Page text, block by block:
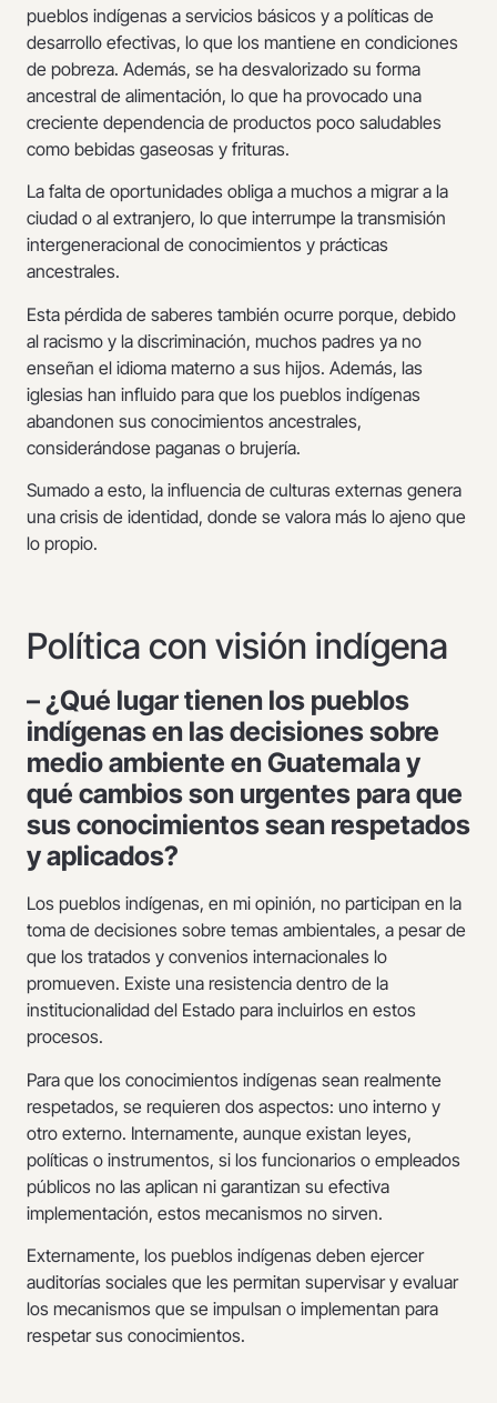
pueblos indígenas a servicios básicos y a políticas de
desarrollo efectivas, lo que los mantiene en condiciones
de pobreza. Además, se ha desvalorizado su forma
ancestral de alimentación, lo que ha provocado una
creciente dependencia de productos poco saludables
como bebidas gaseosas y frituras.
La falta de oportunidades obliga a muchos a migrar a la
ciudad o al extranjero, lo que interrumpe la transmisión
intergeneracional de conocimientos y prácticas
ancestrales.
Esta pérdida de saberes también ocurre porque, debido
al racismo y la discriminación, muchos padres ya no
enseñan el idioma materno a sus hijos. Además, las
iglesias han influido para que los pueblos indígenas
abandonen sus conocimientos ancestrales,
considerándose paganas o brujería.
Sumado a esto, la influencia de culturas externas genera
una crisis de identidad, donde se valora más lo ajeno que
lo propio.
Política con visión indígena
– ¿Qué lugar tienen los pueblos
indígenas en las decisiones sobre
medio ambiente en Guatemala y
qué cambios son urgentes para que
sus conocimientos sean respetados
y aplicados?
Los pueblos indígenas, en mi opinión, no participan en la
toma de decisiones sobre temas ambientales, a pesar de
que los tratados y convenios internacionales lo
promueven. Existe una resistencia dentro de la
institucionalidad del Estado para incluirlos en estos
procesos.
Para que los conocimientos indígenas sean realmente
respetados, se requieren dos aspectos: uno interno y
otro externo. Internamente, aunque existan leyes,
políticas o instrumentos, si los funcionarios o empleados
públicos no las aplican ni garantizan su efectiva
implementación, estos mecanismos no sirven.
Externamente, los pueblos indígenas deben ejercer
auditorías sociales que les permitan supervisar y evaluar
los mecanismos que se impulsan o implementan para
respetar sus conocimientos.